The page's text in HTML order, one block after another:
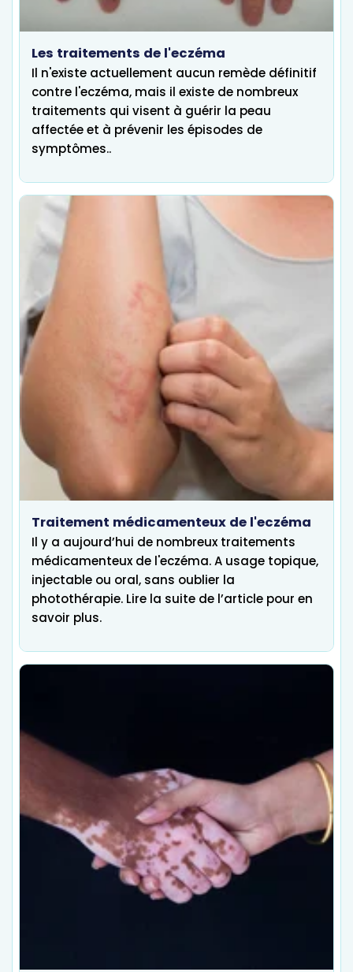
Les traitements de l'eczéma
Il n'existe actuellement aucun remède définitif
contre l'eczéma, mais il existe de nombreux
traitements qui visent à guérir la peau
affectée et à prévenir les épisodes de
symptômes..
Traitement médicamenteux de l'eczéma
Il y a aujourd’hui de nombreux traitements
médicamenteux de l'eczéma. A usage topique,
injectable ou oral, sans oublier la
photothérapie. Lire la suite de l’article pour en
savoir plus.